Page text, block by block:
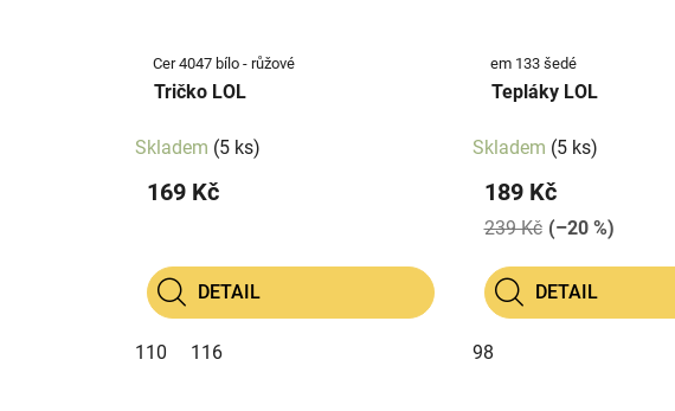
Cer 4047 bílo - růžové
Tričko LOL
Skladem (5 ks)
169 Kč
DETAIL
110 116
em 133 šedé
Tepláky LOL
Skladem (5 ks)
189 Kč
239 Kč (–20 %)
DETAIL
98